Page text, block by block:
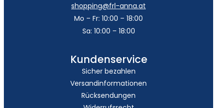
shopping@frl-anna.at
Mo – Fr: 10:00 – 18:00
Sa: 10:00 – 18:00
Kundenservice
Sicher bezahlen
Versandinformationen
Rücksendungen